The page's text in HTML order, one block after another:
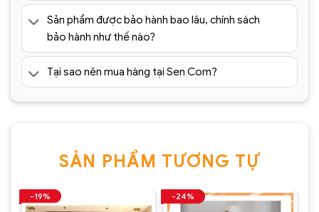
Lưu ý: Đơn hàng sẽ chỉ được gửi đi sau khi có xác
nhận của tổng đài viên trong vòng 2 tiếng. Quý
khách vui lòng giữ điện thoại
» Tham khảo 1001+ mẫutranh sắt treo tường nghệ
thuật trang trí cao cấp đang khuyến mãi tại:
https://sencom.vn/category/tranh-sat-treo-tuong
Sản phẩm được bảo hành bao lâu, chính sách
bảo hành như thế nào?
Tại sao nên mua hàng tại Sen Com?
SẢN PHẨM TƯƠNG TỰ
-19% -24%